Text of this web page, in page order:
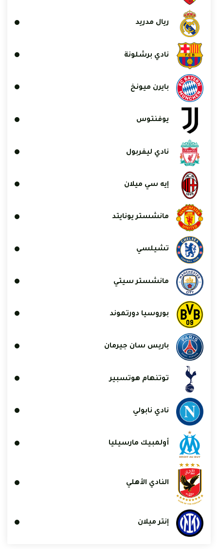
ريال مدريد
نادي برشلونة
بايرن ميونخ
يوفنتوس
نادي ليفربول
إيه سي ميلان
مانشستر يونايتد
تشيلسي
مانشستر سيتي
بوروسيا دورتموند
باريس سان جيرمان
توتنهام هوتسبير
نادي نابولي
أولمبيك مارسيليا
النادي الأهلي
إنتر ميلان